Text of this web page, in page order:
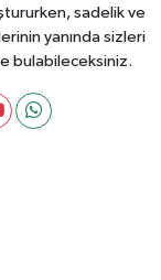
Toplayabilecek
sadelik ve
yanında sizleri
bulabileceksiniz.